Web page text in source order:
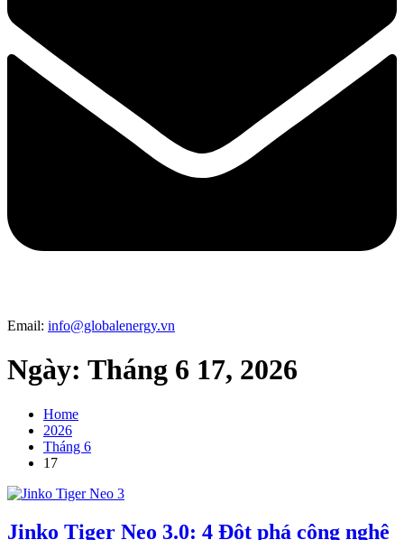
Email: info@globalenergy.vn
Ngày: Tháng 6 17, 2026
Home
2026
Tháng 6
17
Jinko Tiger Neo 3.0: 4 Đột phá công nghệ